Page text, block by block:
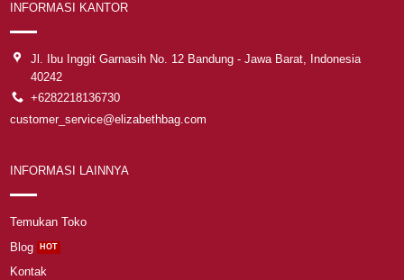
INFORMASI KANTOR
Jl. Ibu Inggit Garnasih No. 12 Bandung - Jawa Barat, Indonesia
40242
+6282218136730
customer_service@elizabethbag.com
INFORMASI LAINNYA
Temukan Toko
Blog
Kontak